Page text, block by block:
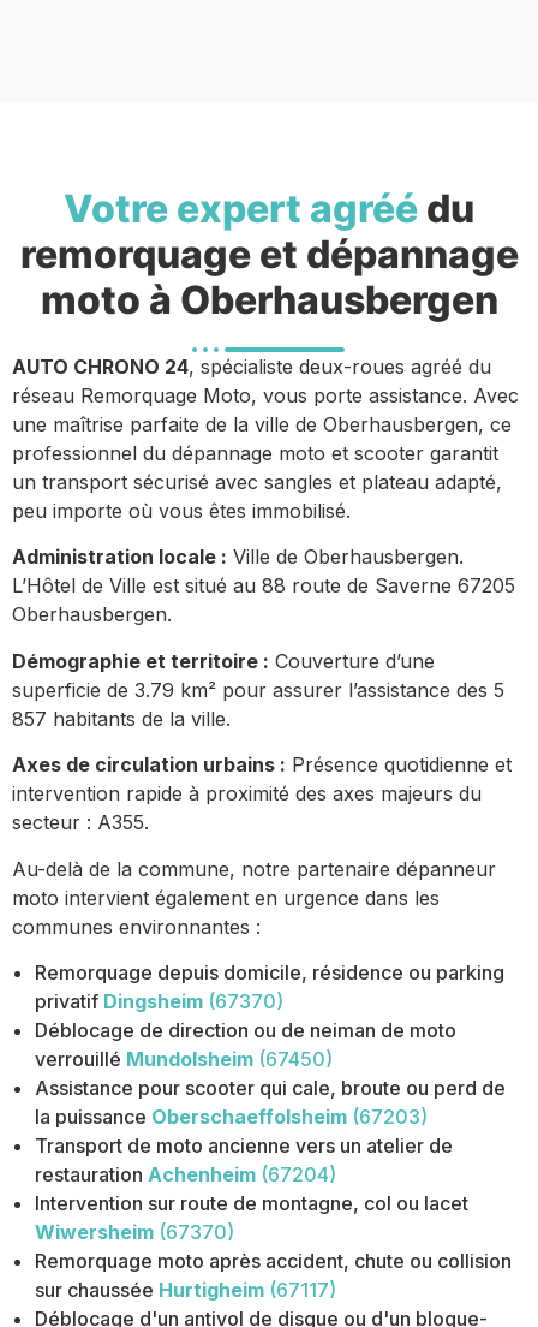
Votre expert agréé du
remorquage et dépannage
moto à Oberhausbergen
AUTO CHRONO 24, spécialiste deux-roues agréé du
réseau Remorquage Moto, vous porte assistance. Avec
une maîtrise parfaite de la ville de Oberhausbergen, ce
professionnel du dépannage moto et scooter garantit
un transport sécurisé avec sangles et plateau adapté,
peu importe où vous êtes immobilisé.
Administration locale : Ville de Oberhausbergen.
L’Hôtel de Ville est situé au 88 route de Saverne 67205
Oberhausbergen.
Démographie et territoire : Couverture d’une
superficie de 3.79 km² pour assurer l’assistance des 5
857 habitants de la ville.
Axes de circulation urbains : Présence quotidienne et
intervention rapide à proximité des axes majeurs du
secteur : A355.
Au-delà de la commune, notre partenaire dépanneur
moto intervient également en urgence dans les
communes environnantes :
Remorquage depuis domicile, résidence ou parking
privatif Dingsheim (67370)
Déblocage de direction ou de neiman de moto
verrouillé Mundolsheim (67450)
Assistance pour scooter qui cale, broute ou perd de
la puissance Oberschaeffolsheim (67203)
Transport de moto ancienne vers un atelier de
restauration Achenheim (67204)
Intervention sur route de montagne, col ou lacet
Wiwersheim (67370)
Remorquage moto après accident, chute ou collision
sur chaussée Hurtigheim (67117)
Déblocage d'un antivol de disque ou d'un bloque-